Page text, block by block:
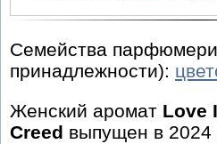
Семейства
принадлежности):
Женский аромат Love
Creed выпущен в 2024